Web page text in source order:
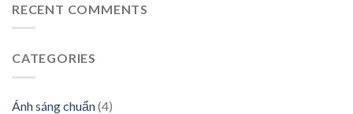
RECENT COMMENTS
CATEGORIES
Ánh sáng chuẩn(4)